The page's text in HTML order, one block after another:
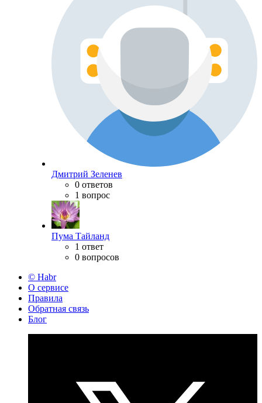
Дмитрий Зеленев
0 ответов
1 вопрос
Пума Тайланд
1 ответ
0 вопросов
© Habr
О сервисе
Правила
Обратная связь
Блог